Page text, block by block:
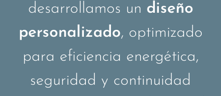
desarrollamos un diseño
personalizado, optimizado
para eficiencia energética,
seguridad y continuidad